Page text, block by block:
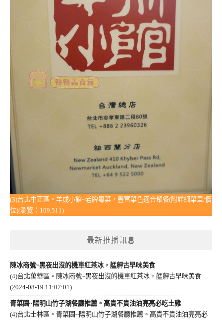
(3)台北中正區。羊成小館~老牌粵菜，豐富菜色適合聚餐(附詳細菜單/價
位)(瀏覽：109,511)
最新推播訊息
陳冰商號~黑夜出沒的機車紅茶冰，艋舺古早味美食
(4)台北萬華區。陳冰商號~黑夜出沒的機車紅茶冰，艋舺古早味美食
(2024-08-19 11:07:01)
青菜園~陽明山竹子湖餐廳推薦。高貴不貴油油亮亮必吃土雞
(4)台北士林區。青菜園~陽明山竹子湖餐廳推薦。高貴不貴油油亮亮必